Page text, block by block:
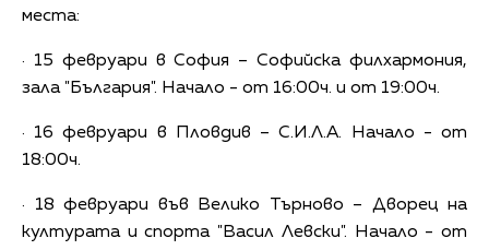
места:
· 15 февруари в София – Софийска филхармония,
зала "България". Начало - от 16:00ч. и от 19:00ч.
· 16 февруари в Пловдив – С.И.Л.А. Начало - от
18:00ч.
· 18 февруари във Велико Търново – Дворец на
културата и спорта "Васил Левски". Начало - от